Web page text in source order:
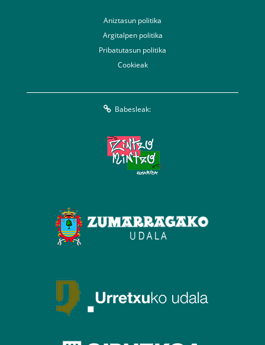
Aniztasun politika
Argitalpen politika
Pribatutasun politika
Cookieak
Babesleak: